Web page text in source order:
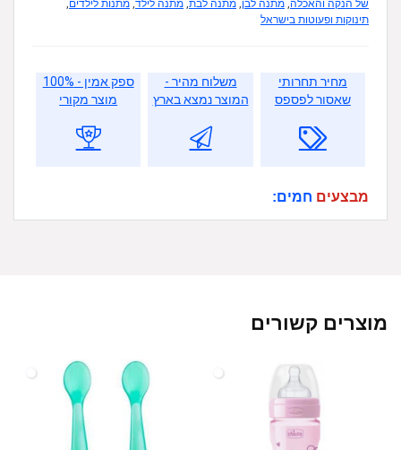
של הנקה והאכלה מתנה לבן מתנה לבת מתנה לילד מתנות לילדים
תינוקות ופעוטות בישראל
מחיר תחרותי
שאסור לפספס
משלוח מהיר -
המוצר נמצא בארץ
ספק אמין - 100%
מוצר מקורי
מבצעים חמים:
מוצרים קשורים